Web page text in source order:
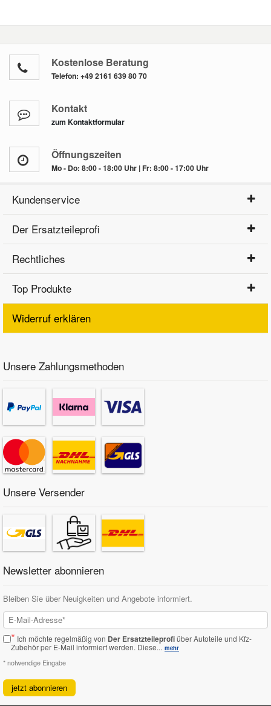
Kostenlose Beratung
Telefon: +49 2161 639 80 70
Kontakt
zum Kontaktformular
Öffnungszeiten
Mo - Do: 8:00 - 18:00 Uhr | Fr: 8:00 - 17:00 Uhr
Kundenservice
Der Ersatzteileprofi
Rechtliches
Top Produkte
Widerruf erklären
Unsere Zahlungsmethoden
Unsere Versender
Newsletter abonnieren
Bleiben Sie über Neuigkeiten und Angebote informiert.
* Ich möchte regelmäßig von Der Ersatzteileprofiüber Autoteile und Kfz-
Zubehör per E-Mail informiert werden. Diese... mehr
* notwendige Eingabe
jetzt abonnieren